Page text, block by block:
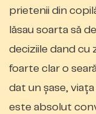
prietenii din
lăsau soarta să
deciziile dand cu
foarte clar o
dat un șase,
este absolut